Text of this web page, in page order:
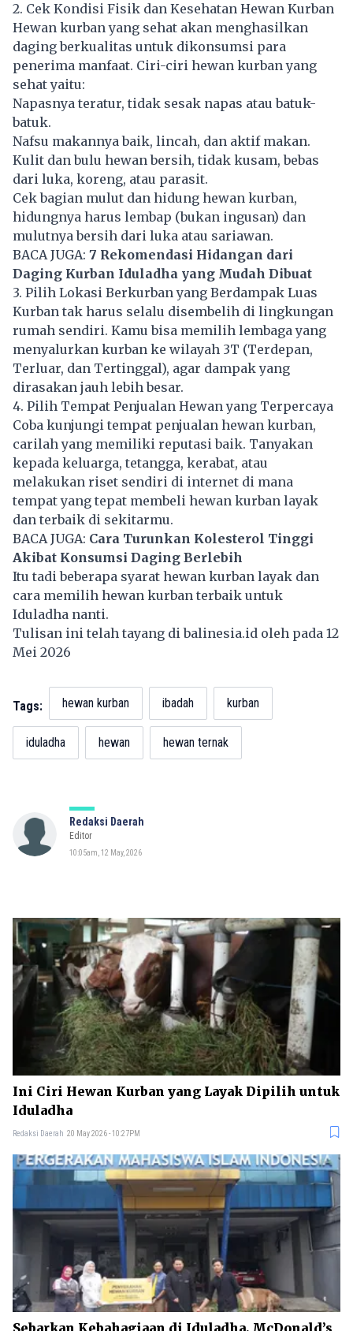
2. Cek Kondisi Fisik dan Kesehatan Hewan Kurban
Hewan kurban yang sehat akan menghasilkan
daging berkualitas untuk dikonsumsi para
penerima manfaat. Ciri-ciri hewan kurban yang
sehat yaitu:
Napasnya teratur, tidak sesak napas atau batuk-
batuk.
Nafsu makannya baik, lincah, dan aktif makan.
Kulit dan bulu hewan bersih, tidak kusam, bebas
dari luka, koreng, atau parasit.
Cek bagian mulut dan hidung hewan kurban,
hidungnya harus lembap (bukan ingusan) dan
mulutnya bersih dari luka atau sariawan.
BACA JUGA: 7 Rekomendasi Hidangan dari
Daging Kurban Iduladha yang Mudah Dibuat
3. Pilih Lokasi Berkurban yang Berdampak Luas
Kurban tak harus selalu disembelih di lingkungan
rumah sendiri. Kamu bisa memilih lembaga yang
menyalurkan kurban ke wilayah 3T (Terdepan,
Terluar, dan Tertinggal), agar dampak yang
dirasakan jauh lebih besar.
4. Pilih Tempat Penjualan Hewan yang Terpercaya
Coba kunjungi tempat penjualan hewan kurban,
carilah yang memiliki reputasi baik. Tanyakan
kepada keluarga, tetangga, kerabat, atau
melakukan riset sendiri di internet di mana
tempat yang tepat membeli hewan kurban layak
dan terbaik di sekitarmu.
BACA JUGA: Cara Turunkan Kolesterol Tinggi
Akibat Konsumsi Daging Berlebih
Itu tadi beberapa syarat hewan kurban layak dan
cara memilih hewan kurban terbaik untuk
Iduladha nanti.
Tulisan ini telah tayang dibalinesia.id oleh pada 12
Mei 2026
Tags: hewan kurban ibadah kurban
iduladha hewan hewan ternak
Redaksi Daerah
Editor
10:05am, 12 May, 2026
Ini Ciri Hewan Kurban yang Layak Dipilih untuk
Iduladha
Redaksi Daerah 20 May 2026 - 10:27PM